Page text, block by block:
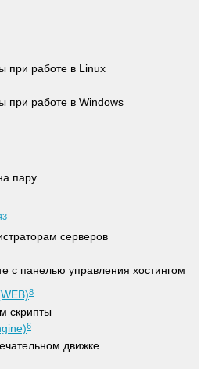
при работе в Linux
при работе в Windows
пару
серверов
с панелью управления хостингом
8
скрипты
6
движке